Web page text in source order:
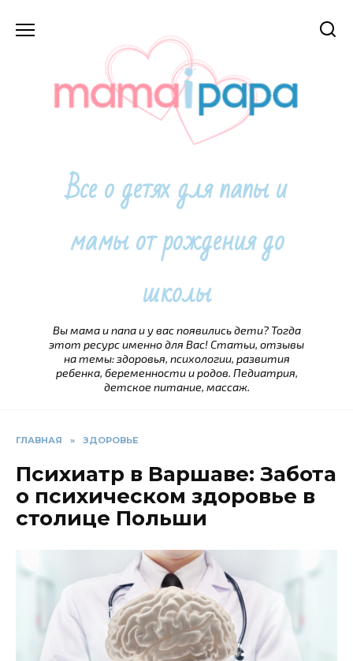
Все о детях для папы и
мамы от рождения до
школы
Вы мама и папа и у вас появились дети? Тогда
этот ресурс именно для Вас! Статьи, отзывы
на темы: здоровья, психологии, развития
ребенка, беременности и родов. Педиатрия,
детское питание, массаж.
ГЛАВНАЯ » ЗДОРОВЬЕ
Психиатр в Варшаве: Забота
о психическом здоровье в
столице Польши